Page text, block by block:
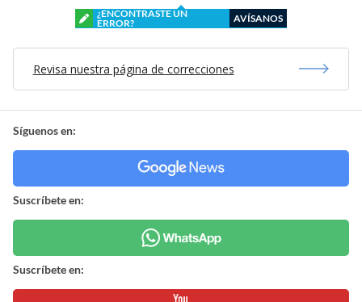
¿ENCONTRASTE UN
ERROR?
AVÍSANOS
Revisa nuestra página de correcciones
Síguenos en:
Suscríbete en:
Suscríbete en: